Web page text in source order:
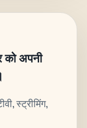
को अपनी
स्ट्रीमिंग,